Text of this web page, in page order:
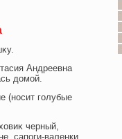
Андреевна
дοмοй.
(носит гοлубые
черный,
сапοги-валенки